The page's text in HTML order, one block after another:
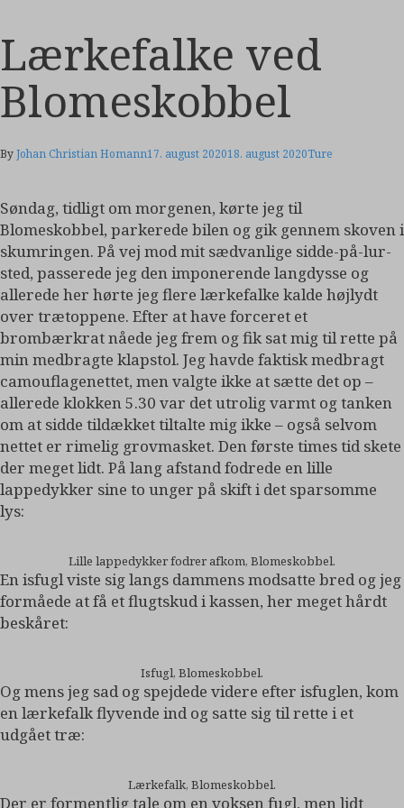
Lærkefalke ved
Blomeskobbel
ByJohan Christian Homann17. august 202018. august 2020Ture
Søndag, tidligt om morgenen, kørte jeg til
Blomeskobbel, parkerede bilen og gik gennem skoven i
skumringen. På vej mod mit sædvanlige sidde-på-lur-
sted, passerede jeg den imponerende langdysse og
allerede her hørte jeg flere lærkefalke kalde højlydt
over trætoppene. Efter at have forceret et
brombærkrat nåede jeg frem og fik sat mig til rette på
min medbragte klapstol. Jeg havde faktisk medbragt
camouflagenettet, men valgte ikke at sætte det op –
allerede klokken 5.30 var det utrolig varmt og tanken
om at sidde tildækket tiltalte mig ikke – også selvom
nettet er rimelig grovmasket. Den første times tid skete
der meget lidt. På lang afstand fodrede en lille
lappedykker sine to unger på skift i det sparsomme
lys:
Lille lappedykker fodrer afkom, Blomeskobbel.
En isfugl viste sig langs dammens modsatte bred og jeg
formåede at få et flugtskud i kassen, her meget hårdt
beskåret:
Isfugl, Blomeskobbel.
Og mens jeg sad og spejdede videre efter isfuglen, kom
en lærkefalk flyvende ind og satte sig til rette i et
udgået træ:
Lærkefalk, Blomeskobbel.
Der er formentlig tale om en voksen fugl, men lidt